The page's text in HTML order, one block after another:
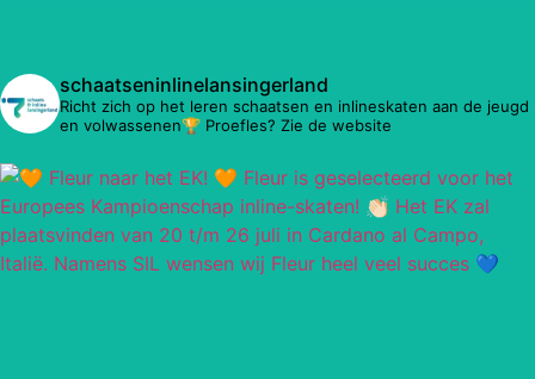
schaatseninlinelansingerland
Richt zich op het leren schaatsen en inlineskaten aan de jeugd
en volwassenen🏆 Proefles? Zie de website